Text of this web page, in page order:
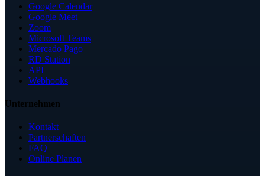
Google Calendar
Google Meet
Zoom
Microsoft Teams
Mercado Pago
RD Station
API
Webhooks
Unternehmen
Kontakt
Partnerschaften
FAQ
Online Planen